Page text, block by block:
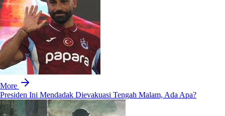
More
Presiden Ini Mendadak Dievakuasi Tengah Malam, Ada Apa?